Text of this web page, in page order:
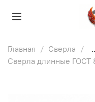
Главная Сверла
Сверла длинные